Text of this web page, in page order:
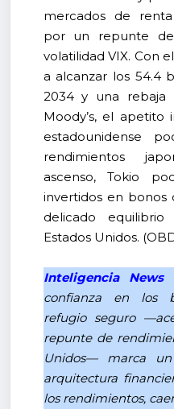
mercados de
por un repunte
volatilidad VIX. Con
a alcanzar los 54.4
2034 y una rebaja
Moody’s, el
estadounidense
rendimientos
ascenso, Tokio
invertidos en bonos
delicado
Estados Unidos.
Inteligencia News
confianza en los
refugio seguro
repunte de
Unidos— marca
arquitectura
los rendimientos,